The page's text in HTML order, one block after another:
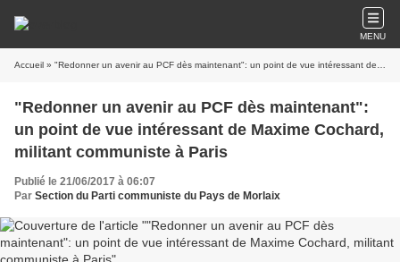
MENU
Accueil » "Redonner un avenir au PCF dès maintenant": un point de vue intéressant de Maxime Cochard, militant communiste à Paris
"Redonner un avenir au PCF dès maintenant":
un point de vue intéressant de Maxime Cochard,
militant communiste à Paris
Publié le 21/06/2017 à 06:07
Par Section du Parti communiste du Pays de Morlaix